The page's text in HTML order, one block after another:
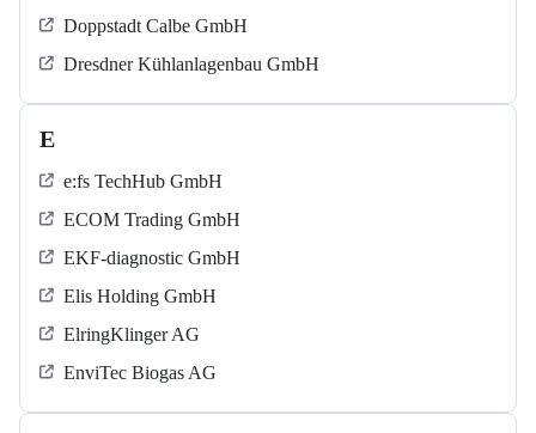
Doppstadt Calbe GmbH
Dresdner Kühlanlagenbau GmbH
E
e:fs TechHub GmbH
ECOM Trading GmbH
EKF-diagnostic GmbH
Elis Holding GmbH
ElringKlinger AG
EnviTec Biogas AG